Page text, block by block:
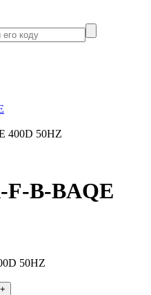
400D 50HZ
F-B-BAQE
+